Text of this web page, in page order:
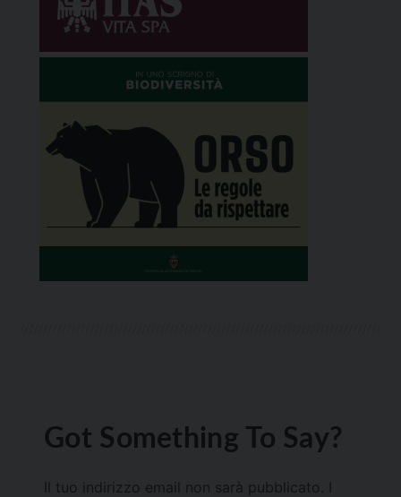
Got Something To Say?
Il tuo indirizzo email non sarà pubblicato.